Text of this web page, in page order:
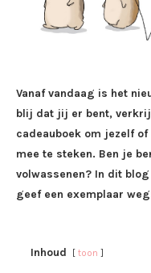
Vanaf vandaag is het
blij dat jij er bent,
cadeauboek om jezelf
mee te steken. Ben je
volwassenen? In dit
geef een exemplaar
Inhoud toon